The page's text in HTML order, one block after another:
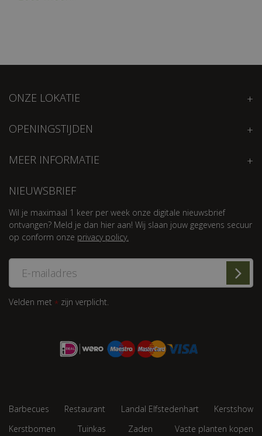
ONZE LOKATIE
OPENINGSTIJDEN
MEER INFORMATIE
NIEUWSBRIEF
Wil je maximaal 1 keer per week onze digitale nieuwsbrief
ontvangen? Meld je dan hier aan! Wij slaan jouw gegevens secuur
op conform onze privacy policy.
Velden met * zijn verplicht.
Barbecues Restaurant Landal Elfstedenhart
Kerstshow
Kerstbomen
Tuinkas Zaden Vaste planten kopen